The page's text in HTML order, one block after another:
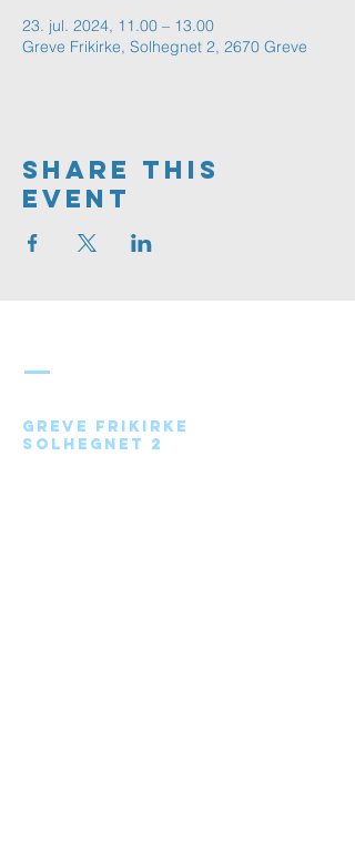
23. jul. 2024, 11.00 – 13.00
Greve Frikirke, Solhegnet 2, 2670 Greve
Share This
Event
Greve Frikirke
Solhegnet 2